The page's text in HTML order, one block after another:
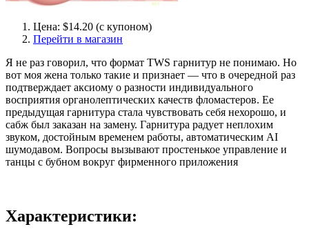
Цена: $14.20 (с купоном)
Перейти в магазин
Я не раз говорил, что формат TWS гарнитур не понимаю. Но
вот моя жена только такие и признает — что в очередной раз
подтверждает аксиому о разности индивидуального
восприятия органолептических качеств фломастеров. Ее
предыдущая гарнитура стала чувствовать себя нехорошо, и
сабж был заказан на замену. Гарнитура радует неплохим
звуком, достойным временем работы, автоматическим AI
шумодавом. Вопросы вызывают простенькое управление и
танцы с бубном вокруг фирменного приложения
Характеристики: